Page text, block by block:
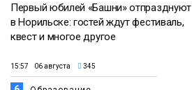
Первый юбилей «Башни» отпразднуют
в Норильске: гостей ждут фестиваль,
квест и многое другое
15:57 06 августа 345